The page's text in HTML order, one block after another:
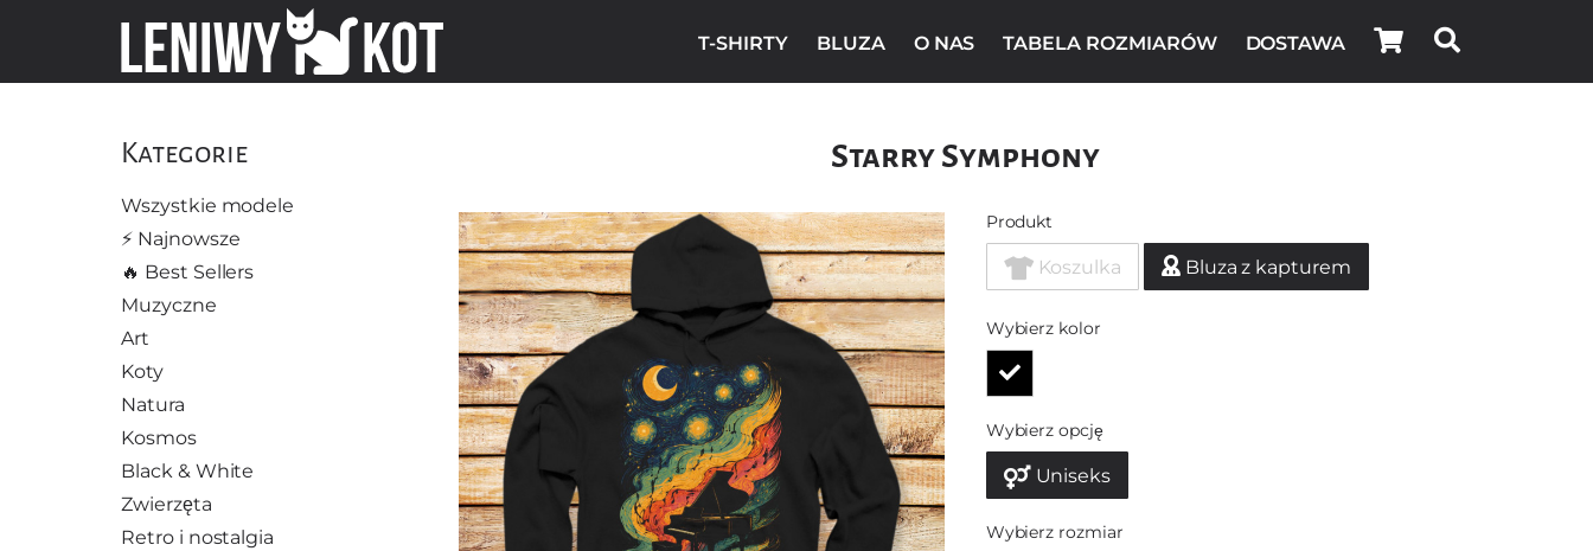
T-SHIRTY BLUZA O NAS TABELA ROZMIARÓW DOSTAWA
Kategorie
Wszystkie modele
⚡️ Najnowsze
🔥 Best Sellers
Muzyczne
Art
Koty
Natura
Kosmos
Black & White
Zwierzęta
Retro i nostalgia
Starry Symphony
Produkt
Koszulka Bluza z kapturem
Wybierz kolor
Wybierz opcję
Uniseks
Wybierz rozmiar